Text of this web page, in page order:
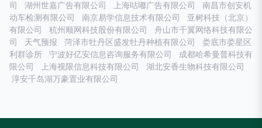
司
湖州世嘉广告有限公司 上海咕嘟广告有限公司
南昌市创安机
动车检测有限公司
南京易学信息技术有限公司
亚树科技（北京）
有限公司
杭州顺网科技股份有限公司
舟山市千翼网络科技有限公
司
天气预报 菏泽市牡丹区盛发牡丹种植有限公司
娄底市娄星区
利群诊所
宁波好亿安信息咨询服务有限公司
成都哈希曼普科技有
限公司
上海视限信息科技有限公司
湖北安香生物科技有限公司
淳安千岛湖万豪置业有限公司